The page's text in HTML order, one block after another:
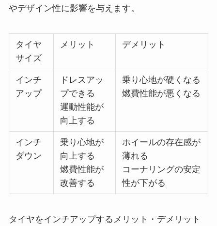
やデザイン性に影響を与えます。
タイヤ
サイズ
メリット デメリット
インチ
アップ
ドレスアッ
プできる
運動性能が
向上する
乗り心地が硬くなる
燃費性能が悪くなる
インチ
ダウン
乗り心地が
向上する
燃費性能が
改善する
ホイールの存在感が
薄れる
コーナリングの安定
性が下がる
タイヤをインチアップするメリット・デメリット